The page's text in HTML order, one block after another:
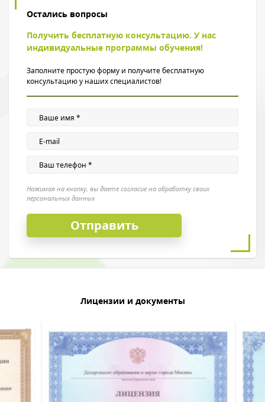
Остались вопросы
Получить бесплатную консультацию. У нас
индивидуальные программы обучения!
Заполните простую форму и получите бесплатную
консультацию у наших специалистов!
Нажимая на кнопку, вы даете согласие на обработку своих
персональных данных
Лицензии и документы